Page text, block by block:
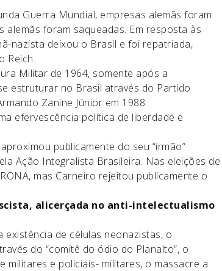
Guerra Mundial, empresas alemãs foram
foram saqueadas. Em resposta às
nazista deixou o Brasil e foi repatriada,
Reich.
Militar de 1964, somente após a
estruturar no Brasil através do Partido
Zanine Júnior em 1988.
efervescência política de liberdade e
publicamente do seu “irmão”
Ação Integralista Brasileira. Nas eleições de
mas Carneiro rejeitou publicamente o
alicerçada no anti-intelectualismo
de células neonazistas, o
do “comitê do ódio do Planalto”, o
militares e policiais- militares, o massacre a